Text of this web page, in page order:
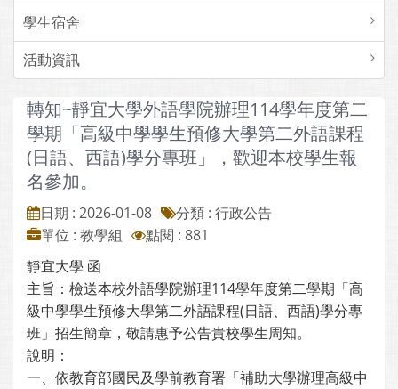
學生宿舍
活動資訊
轉知~靜宜大學外語學院辦理114學年度第二
學期「高級中學學生預修大學第二外語課程
(日語、西語)學分專班」，歡迎本校學生報
名參加。
日期 : 2026-01-08
分類 : 行政公告
單位 : 教學組
點閱 : 881
靜宜大學 函
主旨：檢送本校外語學院辦理114學年度第二學期「高
級中學學生預修大學第二外語課程(日語、西語)學分專
班」招生簡章，敬請惠予公告貴校學生周知。
說明：
一、依教育部國民及學前教育署「補助大學辦理高級中